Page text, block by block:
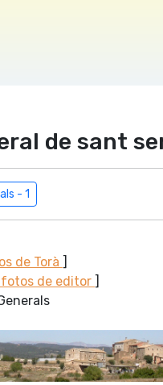
de sant
- 1
de Torà ]
de editor ]